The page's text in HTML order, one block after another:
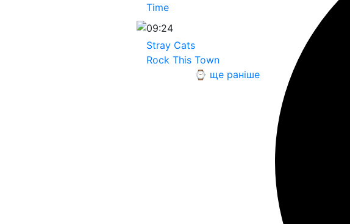
Time
09:24
Stray Cats
Rock This Town
⌚ ще раніше